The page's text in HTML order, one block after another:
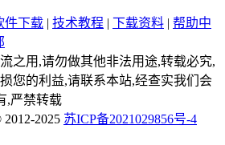
件下载 | 技术教程 | 下载资料 | 帮助中
之用,请勿做其他非法用途,转载必究,
您的利益,请联系本站,经查实我们会
,严禁转载
2012-2025 苏ICP备2021029856号-4